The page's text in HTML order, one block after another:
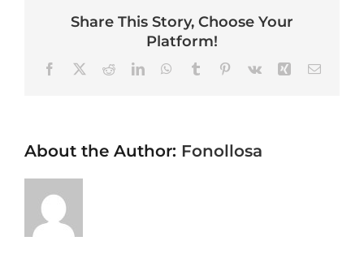
Share This Story, Choose Your
Platform!
FacebookRedditLinkedInWhatsApp
TumblrPinterest
Vk XingEmail
About the Author: Fonollosa